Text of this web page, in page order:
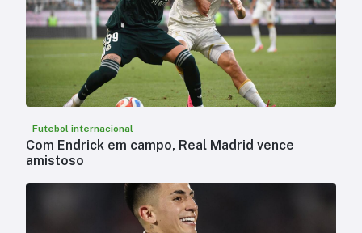
Futebol internacional
Com Endrick em campo, Real Madrid vence
amistoso